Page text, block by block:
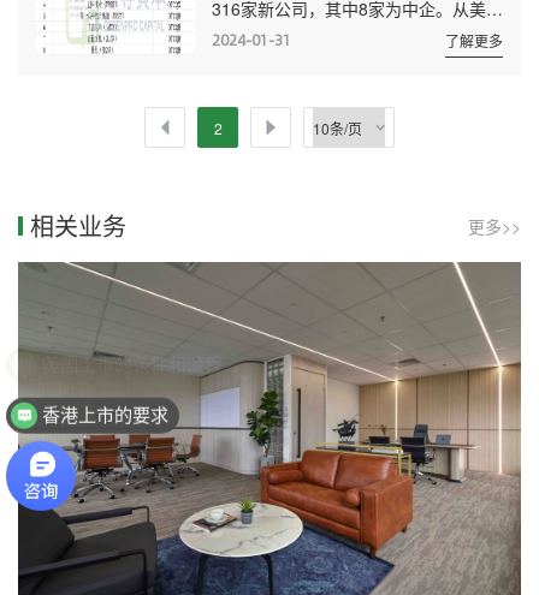
GrayscaleBitcoinTrust 转板时间：
2024年1月11日 转入交易所：
316家新公司，其中8家为中企。从美国
OTC市场转板(升板)进入主板市场的公
司共17家，同比下降55%。转板公司集
达76%，采矿业是2023年转板企业的主
力军。 2023年美国OTC新挂牌中
年转板数量最多的月份，除了4月和11
月，其他月份各1家。 ...
2024-01-31 了解更多
2
相关业务 更多>>
香港上市的要求